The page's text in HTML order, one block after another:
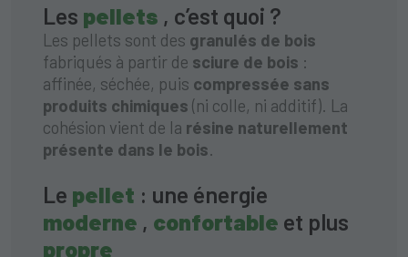
Les pellets , c’est quoi ?
Les pellets sont des granulés de bois
fabriqués à partir de sciure de bois :
affinée, séchée, puis compressée sans
produits chimiques (ni colle, ni additif). La
cohésion vient de la résine naturellement
présente dans le bois.
Le pellet : une énergie
moderne , confortable et plus
propre